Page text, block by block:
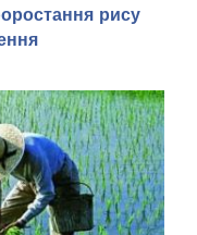
рису